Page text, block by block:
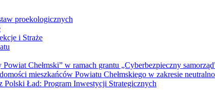
proekologicznych
i Straże
Powiat Chełmski” w ramach grantu „Cyberbezpieczny
mieszkańców Powiatu Chełmskiego w zakresie
Polski Ład: Program Inwestycji Strategicznych